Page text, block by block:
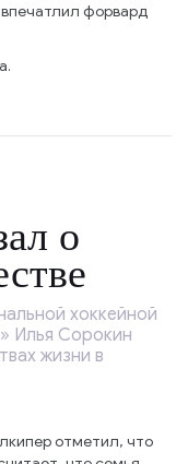
форвард
о
хоккейной
Илья Сорокин
жизни в
отметил, что